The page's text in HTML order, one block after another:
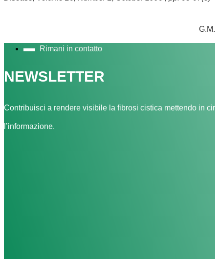
G.M.
Rimani in contatto
NEWSLETTER
Contribuisci a rendere visibile la fibrosi cistica mettendo in
l’informazione.